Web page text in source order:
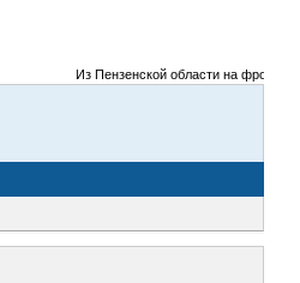
Из Пензенской области на фронты